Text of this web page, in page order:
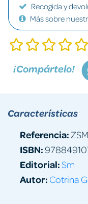
Recogida y
Más sobre
¡Compártelo!
Características
Referencia:
ISBN:
Editorial:Sm
Autor: Cotrina